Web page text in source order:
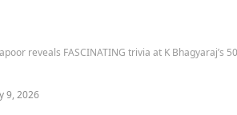
reveals FASCINATING trivia at K Bhagyaraj’s 50-year celebration
9, 2026